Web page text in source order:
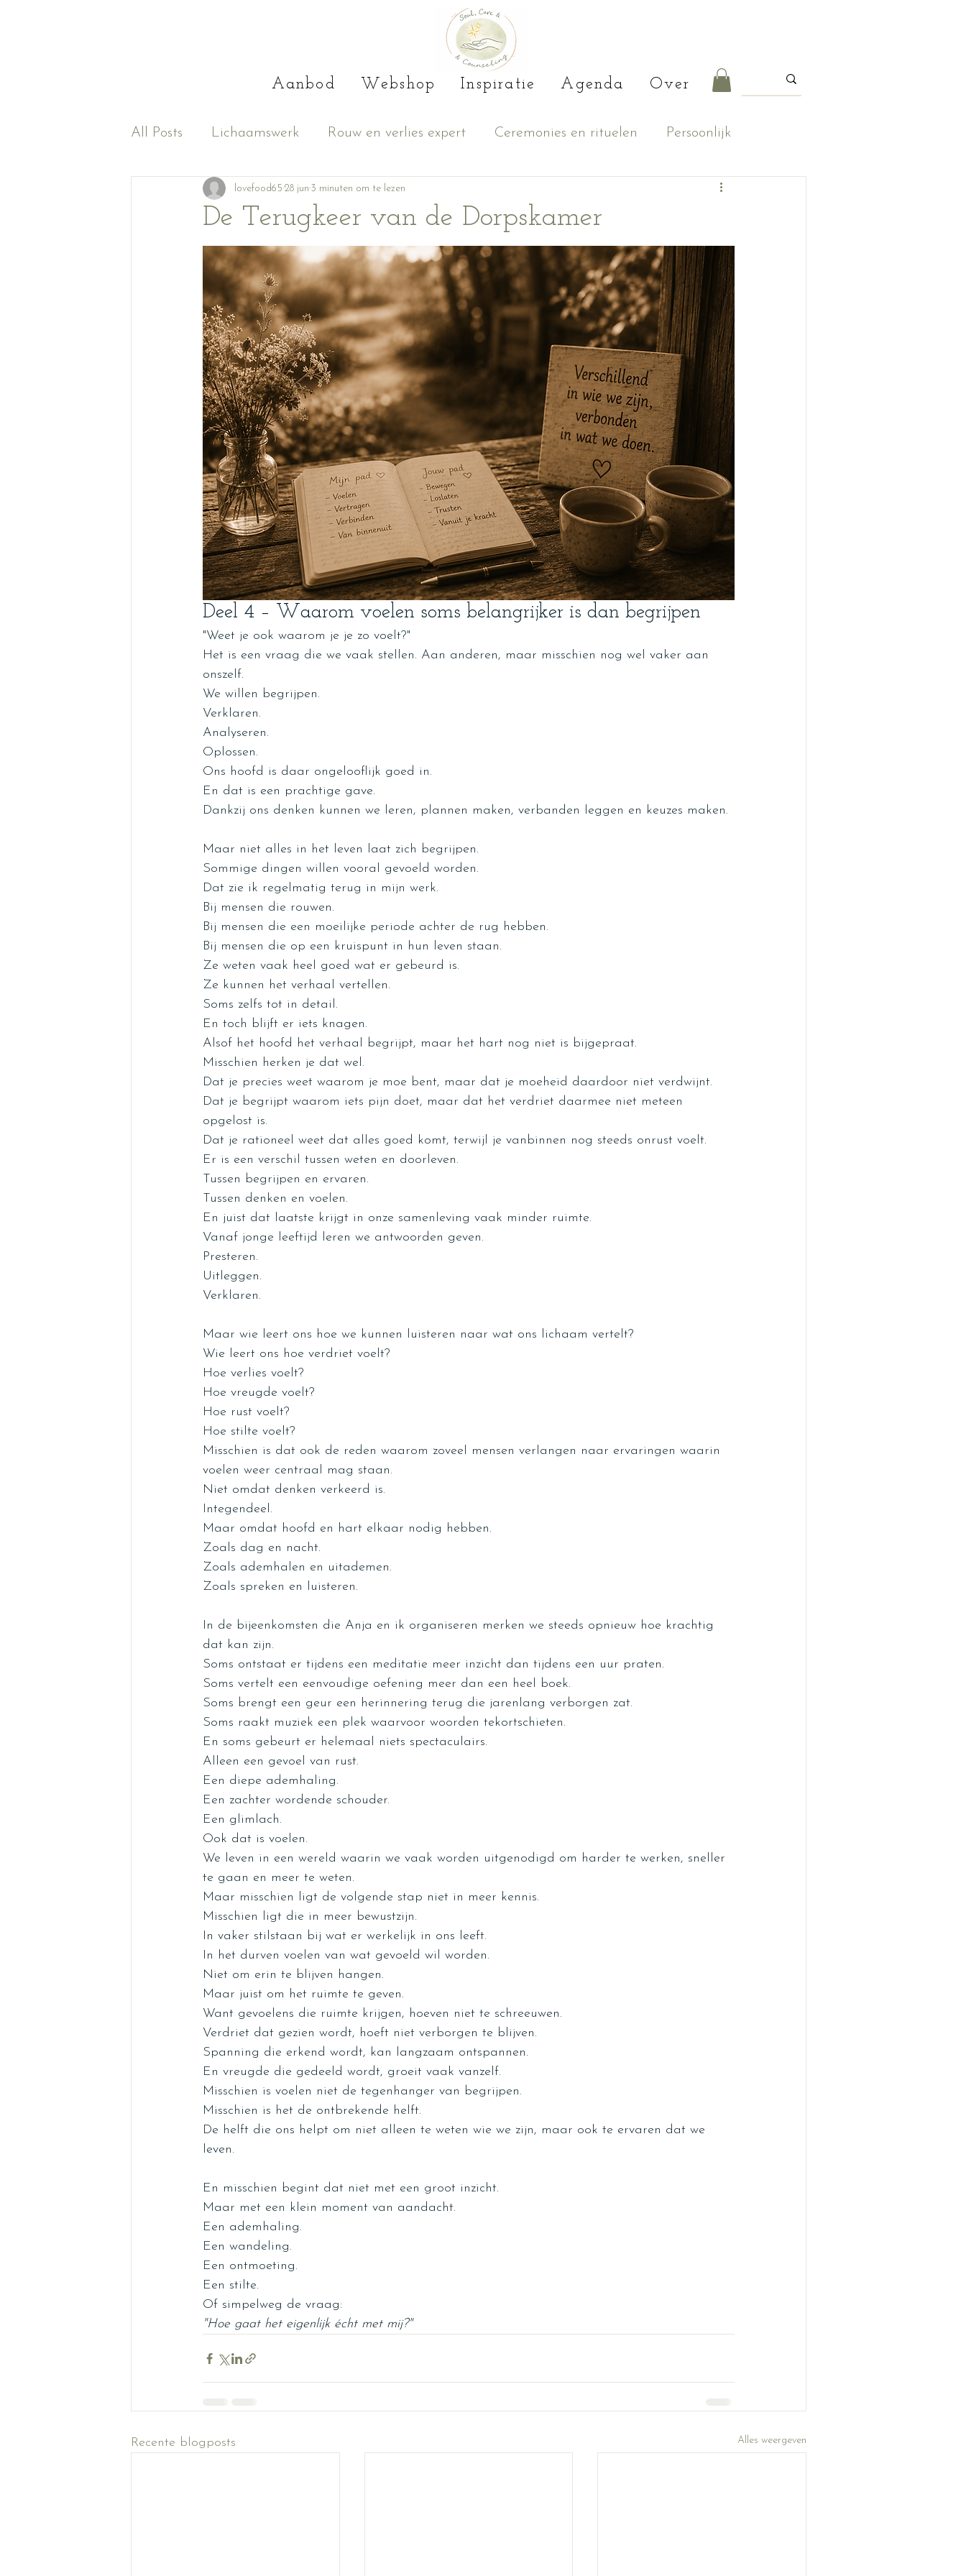
Aanbod Webshop Inspiratie Agenda Over
All Posts Lichaamswerk Rouw en verlies expert Ceremonies en rituelen Persoonlijk
Kaartlegging Persoonlijke groei
De Terugkeer van de Dorpskamer
lovefood65 28 jun 3 minuten om te lezen
Deel 4 – Waarom voelen soms belangrijker is dan begrijpen
"Weet je ook waarom je je zo voelt?"
Het is een vraag die we vaak stellen. Aan anderen, maar misschien nog wel vaker aan
onszelf.
We willen begrijpen.
Verklaren.
Analyseren.
Oplossen.
Ons hoofd is daar ongelooflijk goed in.
En dat is een prachtige gave.
Dankzij ons denken kunnen we leren, plannen maken, verbanden leggen en keuzes maken.
Maar niet alles in het leven laat zich begrijpen.
Sommige dingen willen vooral gevoeld worden.
Dat zie ik regelmatig terug in mijn werk.
Bij mensen die rouwen.
Bij mensen die een moeilijke periode achter de rug hebben.
Bij mensen die op een kruispunt in hun leven staan.
Ze weten vaak heel goed wat er gebeurd is.
Ze kunnen het verhaal vertellen.
Soms zelfs tot in detail.
En toch blijft er iets knagen.
Alsof het hoofd het verhaal begrijpt, maar het hart nog niet is bijgepraat.
Misschien herken je dat wel.
Dat je precies weet waarom je moe bent, maar dat je moeheid daardoor niet verdwijnt.
Dat je begrijpt waarom iets pijn doet, maar dat het verdriet daarmee niet meteen
opgelost is.
Dat je rationeel weet dat alles goed komt, terwijl je vanbinnen nog steeds onrust voelt.
Er is een verschil tussen weten en doorleven.
Tussen begrijpen en ervaren.
Tussen denken en voelen.
En juist dat laatste krijgt in onze samenleving vaak minder ruimte.
Vanaf jonge leeftijd leren we antwoorden geven.
Presteren.
Uitleggen.
Verklaren.
Maar wie leert ons hoe we kunnen luisteren naar wat ons lichaam vertelt?
Wie leert ons hoe verdriet voelt?
Hoe verlies voelt?
Hoe vreugde voelt?
Hoe rust voelt?
Hoe stilte voelt?
Misschien is dat ook de reden waarom zoveel mensen verlangen naar ervaringen waarin
voelen weer centraal mag staan.
Niet omdat denken verkeerd is.
Integendeel.
Maar omdat hoofd en hart elkaar nodig hebben.
Zoals dag en nacht.
Zoals ademhalen en uitademen.
Zoals spreken en luisteren.
In de bijeenkomsten die Anja en ik organiseren merken we steeds opnieuw hoe krachtig
dat kan zijn.
Soms ontstaat er tijdens een meditatie meer inzicht dan tijdens een uur praten.
Soms vertelt een eenvoudige oefening meer dan een heel boek.
Soms brengt een geur een herinnering terug die jarenlang verborgen zat.
Soms raakt muziek een plek waarvoor woorden tekortschieten.
En soms gebeurt er helemaal niets spectaculairs.
Alleen een gevoel van rust.
Een diepe ademhaling.
Een zachter wordende schouder.
Een glimlach.
Ook dat is voelen.
We leven in een wereld waarin we vaak worden uitgenodigd om harder te werken, sneller
te gaan en meer te weten.
Maar misschien ligt de volgende stap niet in meer kennis.
Misschien ligt die in meer bewustzijn.
In vaker stilstaan bij wat er werkelijk in ons leeft.
In het durven voelen van wat gevoeld wil worden.
Niet om erin te blijven hangen.
Maar juist om het ruimte te geven.
Want gevoelens die ruimte krijgen, hoeven niet te schreeuwen.
Verdriet dat gezien wordt, hoeft niet verborgen te blijven.
Spanning die erkend wordt, kan langzaam ontspannen.
En vreugde die gedeeld wordt, groeit vaak vanzelf.
Misschien is voelen niet de tegenhanger van begrijpen.
Misschien is het de ontbrekende helft.
De helft die ons helpt om niet alleen te weten wie we zijn, maar ook te ervaren dat we
leven.
En misschien begint dat niet met een groot inzicht.
Maar met een klein moment van aandacht.
Een ademhaling.
Een wandeling.
Een ontmoeting.
Een stilte.
Of simpelweg de vraag:
"Hoe gaat het eigenlijk écht met mij?"
Recente blogposts Alles weergeven